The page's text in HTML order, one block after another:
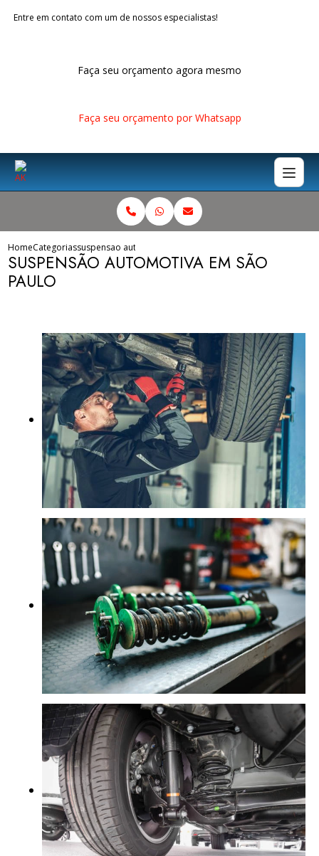
Entre em contato com um de nossos especialistas!
Faça seu orçamento agora mesmo
Faça seu orçamento por Whatsapp
HomeCategoriassuspensao automotiva sao paulo
SUSPENSÃO AUTOMOTIVA EM SÃO
PAULO